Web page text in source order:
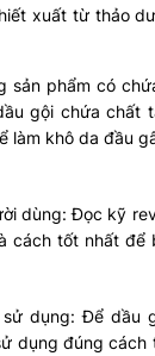
xuất từ thảo
sản phẩm có
gội chứa chất
làm khô da đầu
dùng: Đọc kỹ
cách tốt nhất để
sử dụng: Để dầu
dụng đúng cách